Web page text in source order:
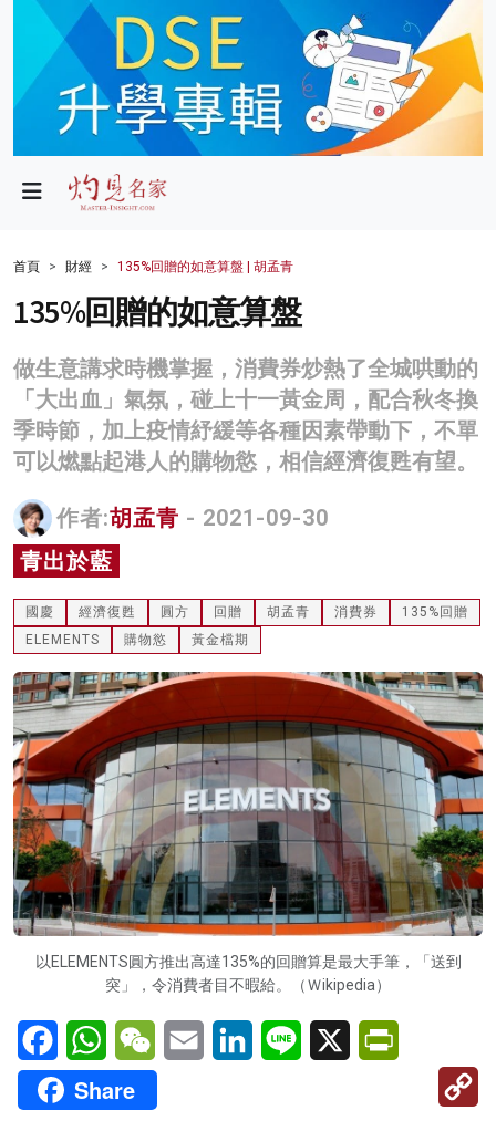
政局
財經
生活
商業
科技
名家榜
灼見活動
關於我們
首頁 財經 135%回贈的如意算盤 | 胡孟青
135%回贈的如意算盤
做生意講求時機掌握，消費券炒熱了全城哄動的
「大出血」氣氛，碰上十一黃金周，配合秋冬換
季時節，加上疫情紓緩等各種因素帶動下，不單
可以燃點起港人的購物慾，相信經濟復甦有望。
作者:胡孟青 - 2021-09-30
青出於藍
國慶 經濟復甦 圓方 回贈 胡孟青 消費券
135%回贈
ELEMENTS
購物慾 黃金檔期
以ELEMENTS圓方推出高達135%的回贈算是最大手筆，「送到
突」，令消費者目不暇給。（Ｗikipedia）
FacebookWhatsAppWeChatEmail LinkedInLine X
Share